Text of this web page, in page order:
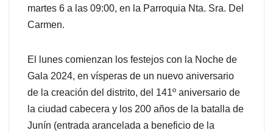
martes 6 a las 09:00, en la Parroquia Nta. Sra. Del
Carmen.
El lunes comienzan los festejos con la Noche de
Gala 2024, en vísperas de un nuevo aniversario
de la creación del distrito, del 141º aniversario de
la ciudad cabecera y los 200 años de la batalla de
Junín (entrada arancelada a beneficio de la